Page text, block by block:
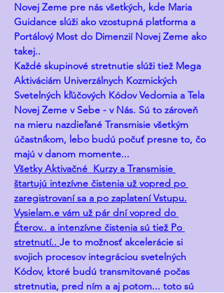
Novej Zeme pre nás všetkých, kde Maria
Guidance slúži ako vzostupná platforma a
Portálový Most do Dimenzií Novej Zeme ako
takej..
Každé skupinové stretnutie slúži tiež Mega
Aktiváciám Univerzálnych Kozmických
Svetelných kľúčových Kódov Vedomia a Tela
Novej Zeme v Sebe - v Nás. Sú to zároveň
na mieru nazdieľané Transmisie všetkým
účastníkom, lebo budú počuť presne to, čo
majú v danom momente...
Všetky Aktivačné  Kurzy a Transmisie
štartujú intezívne čistenia už vopred po
zaregistrovaní sa a po zaplatení Vstupu.
Vysielam.e vám už pár dní vopred do
Éterov.. a intenzívne čistenia sú tiež Po
stretnutí.. Je to možnosť akcelerácie si
svojich procesov integráciou svetelných
Kódov, ktoré budú transmitované počas
stretnutia, pred ním a aj potom... toto sú